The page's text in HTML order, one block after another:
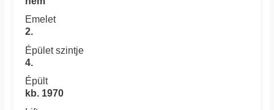
Emelet
2.
Épület szintje
4.
Épült
kb. 1970